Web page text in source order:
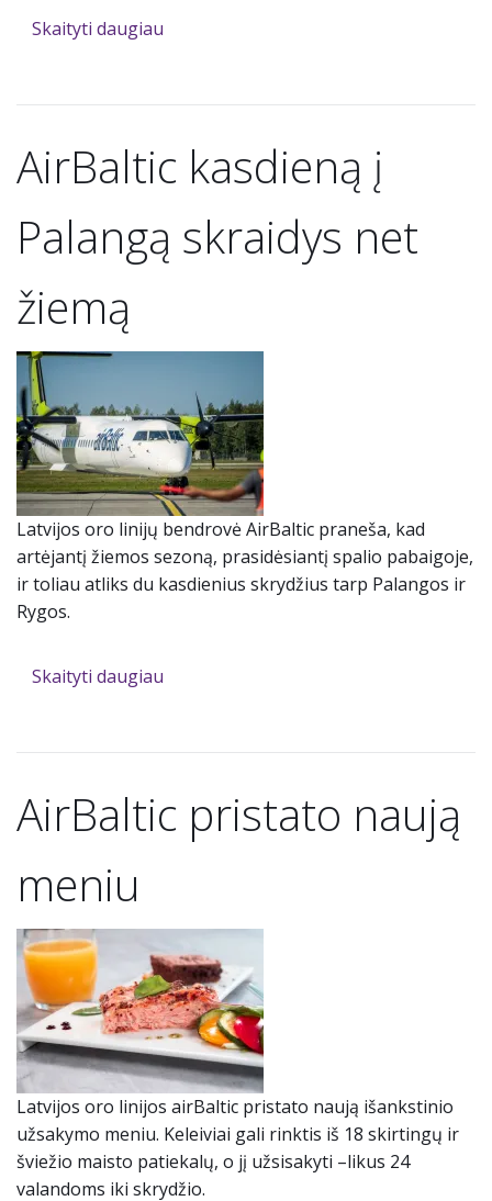
Skaityti daugiau
AirBaltic kasdieną į
Palangą skraidys net
žiemą
Latvijos oro linijų bendrovė AirBaltic praneša, kad
artėjantį žiemos sezoną, prasidėsiantį spalio pabaigoje,
ir toliau atliks du kasdienius skrydžius tarp Palangos ir
Rygos.
Skaityti daugiau
AirBaltic pristato naują
meniu
Latvijos oro linijos airBaltic pristato naują išankstinio
užsakymo meniu. Keleiviai gali rinktis iš 18 skirtingų ir
šviežio maisto patiekalų, o jį užsisakyti –likus 24
valandoms iki skrydžio.